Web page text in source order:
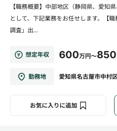
【職務概要】中部地区（静岡県、愛知
として、下記業務をお任せします。【
調査」出...
想定年収 600万円～850
勤務地 愛知県名古屋市中村
お気に入りに追加